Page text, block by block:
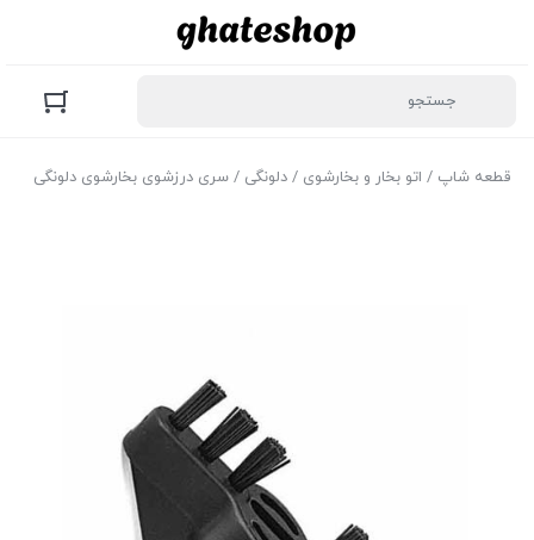
قطعه شاپ / اتو بخار و بخارشوی / دلونگی / سری درزشوی بخارشوی دلونگی